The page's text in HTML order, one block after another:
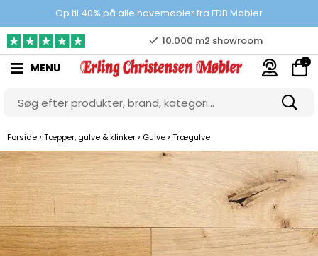
Op til 40% på alle havemøbler fra FDB Møbler
Prisgaranti
10.000 m2 showroom
Gratis & gode parkeringsforhold
MENU 0
Forside › Tæpper, gulve & klinker › Gulve › Trægulve